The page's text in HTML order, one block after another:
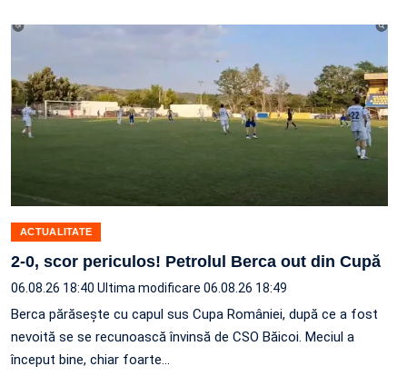
ACTUALITATE
2-0, scor periculos! Petrolul Berca out din Cupă
06.08.26 18:40 Ultima modificare 06.08.26 18:49
Berca părăsește cu capul sus Cupa României, după ce a fost
nevoită se se recunoască învinsă de CSO Băicoi. Meciul a
început bine, chiar foarte…